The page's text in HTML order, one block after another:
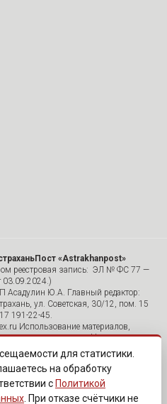
«Astrakhanpost»
реестровая запись: ЭЛ № ФС 77 —
03.09.2024.)
Асадулин Ю.А. Главный редактор:
ул. Советская, 30/12, пом. 15
191-22-45.
Использование материалов,
издания «Astrakhanpost»,
источника и публикацией
Astrakhanpost.ru. Комментарии
редактирования.
право удалить их с сайта или
сообщения нарушают законы РФ.
для статистики.
на обработку
с Политикой
. При отказе счётчики не